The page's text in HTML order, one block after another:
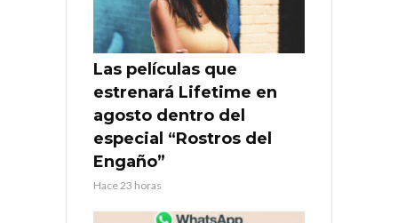
Las películas que
estrenará Lifetime en
agosto dentro del
especial “Rostros del
Engaño”
Hace 23 horas